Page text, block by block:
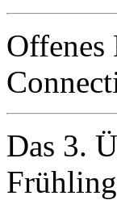
Offenes
Das 3.